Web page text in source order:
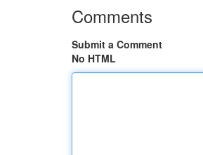
Comments
Submit a Comment
No HTML